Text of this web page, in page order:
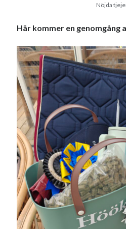
Nöjda
Här kommer en genomgång